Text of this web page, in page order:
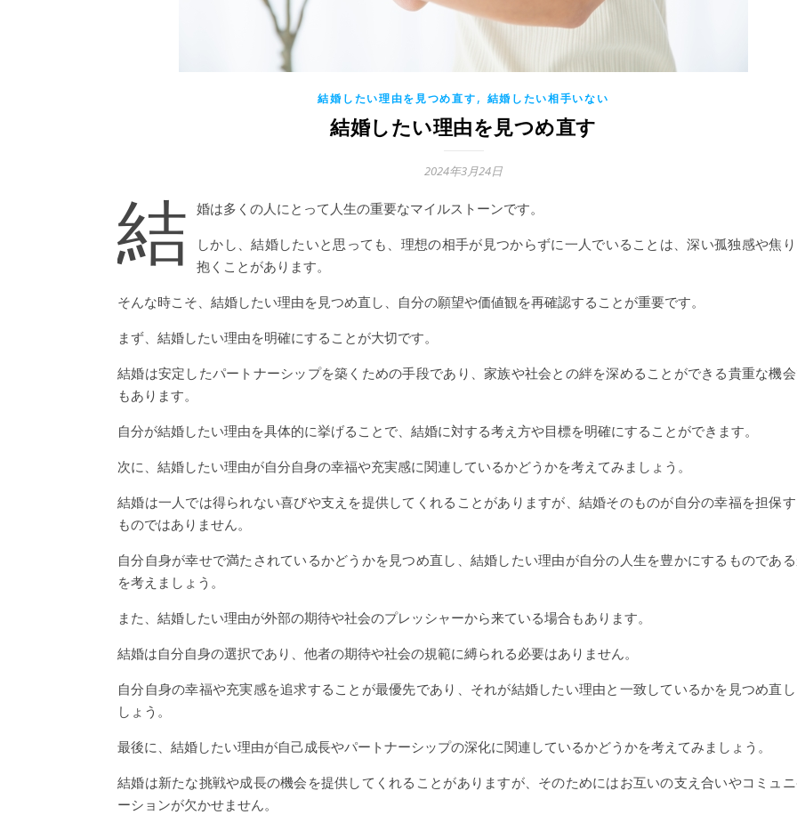
結婚したい理由を見つめ直す, 結婚したい相手いない
結婚したい理由を見つめ直す
2024年3月24日
結 婚は多くの人にとって人生の重要なマイルストーンです。
しかし、結婚したいと思っても、理想の相手が見つからずに一人でいることは、深い孤独感や焦
抱くことがあります。
そんな時こそ、結婚したい理由を見つめ直し、自分の願望や価値観を再確認することが重要です。
まず、結婚したい理由を明確にすることが大切です。
結婚は安定したパートナーシップを築くための手段であり、家族や社会との絆を深めることができる貴重な機
もあります。
自分が結婚したい理由を具体的に挙げることで、結婚に対する考え方や目標を明確にすることができます。
次に、結婚したい理由が自分自身の幸福や充実感に関連しているかどうかを考えてみましょう。
結婚は一人では得られない喜びや支えを提供してくれることがありますが、結婚そのものが自分の幸福を担保
ものではありません。
自分自身が幸せで満たされているかどうかを見つめ直し、結婚したい理由が自分の人生を豊かにするものであ
を考えましょう。
また、結婚したい理由が外部の期待や社会のプレッシャーから来ている場合もあります。
結婚は自分自身の選択であり、他者の期待や社会の規範に縛られる必要はありません。
自分自身の幸福や充実感を追求することが最優先であり、それが結婚したい理由と一致しているかを見つめ直
しょう。
最後に、結婚したい理由が自己成長やパートナーシップの深化に関連しているかどうかを考えてみましょう。
結婚は新たな挑戦や成長の機会を提供してくれることがありますが、そのためにはお互いの支え合いやコミュ
ーションが欠かせません。